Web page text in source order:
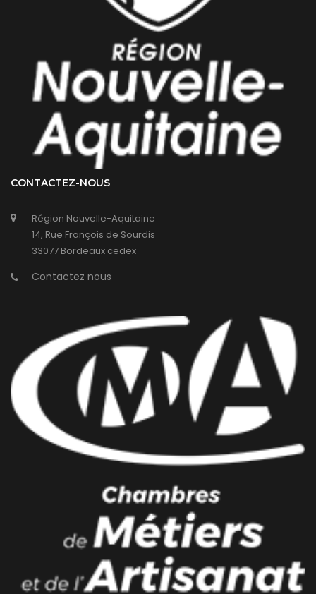
CONTACTEZ-NOUS
Région Nouvelle-Aquitaine
14, Rue François de Sourdis
33077 Bordeaux cedex
Contactez nous